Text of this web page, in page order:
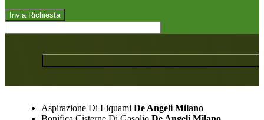
Aspirazione Di Liquami De Angeli Milano